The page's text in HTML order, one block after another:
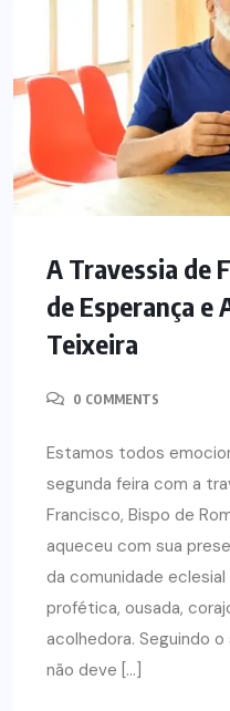
A Travessia de
de Esperança e
Teixeira
0 COMMENTS
Estamos todos
segunda feira com a
Francisco, Bispo de
aqueceu com sua
da comunidade
profética, ousada,
acolhedora. Seguindo
não deve […]